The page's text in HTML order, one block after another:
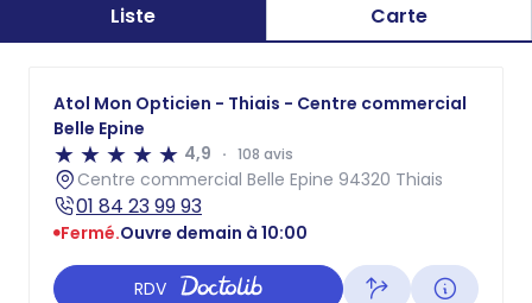
Liste Carte
Atol Mon Opticien - Thiais - Centre commercial
Belle Epine
4,9
108 avis
Centre commercial Belle Epine 94320 Thiais
01 84 23 99 93
Fermé.Ouvre demain à 10:00
RDV